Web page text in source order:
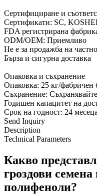
Сертифициране и
Сертификати: SC,
FDA регистрирана
ODM/OEM: Приемливо
Не е за продажба на
Бърза и сигурна доставка
Опаковка и съхранение
Опаковка: 25 кг/фабричен
Съхранение:
Годишен капацитет на
Срок на годност: 24 месеца
Send Inquiry
Description
Technical Parameters
Какво
гроздови семена
полифеноли?